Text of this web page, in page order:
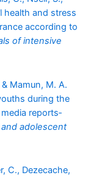
health and stress
according to
of intensive
Mamun, M. A.
during the
reports‐
adolescent
C., Dezecache,